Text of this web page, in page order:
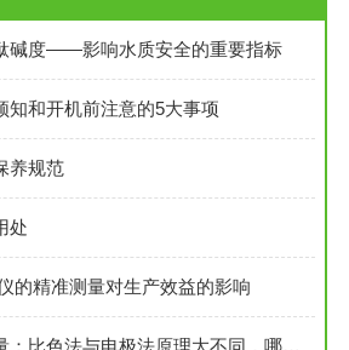
碱度——影响水质安全的重要指标
知和开机前注意的5大事项
养规范
处
的精准测量对生产效益的影响
解密水中余氯测量：比色法与电极法原理大不同，哪种方法更靠谱？